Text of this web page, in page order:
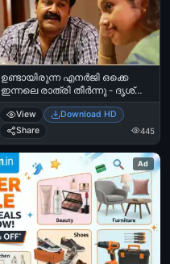
ഉണ്ടായിരുന്ന എനര്‍ജി ഒക്കെ
ഇന്നലെ രാത്രി തീര്‍ന്നു - ദൃശ്യം
- മോഹന്‍ലാല്‍ - Undaayirunna
Energy Okke Innale Raathri
Theernnu - Mohanlal in Dhrishyam
View
Download HD
Share
445
Ad